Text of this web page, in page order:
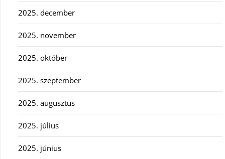
2025. december
2025. november
2025. október
2025. szeptember
2025. augusztus
2025. július
2025. június